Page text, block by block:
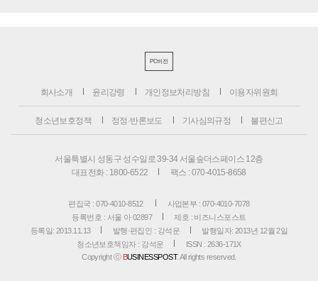
PC버전
회사소개 윤리강령 개인정보처리방침 이용자위원회
청소년보호정책 정정·반론보도 기사심의규정 불편신고
서울특별시 성동구 성수일로 39-34 서울숲더스페이스 12층
대표전화 : 1800-6522
팩스 : 070-4015-8658
편집국 : 070-4010-8512
사업본부 : 070-4010-7078
등록번호 : 서울 아 02897
제호 : 비즈니스포스트
등록일: 2013.11.13
발행·편집인 : 강석운
발행일자: 2013년 12월 2일
청소년보호책임자 : 강석운
ISSN : 2636-171X
Copyright ⓒ BUSINESSPOST. All rights reserved.